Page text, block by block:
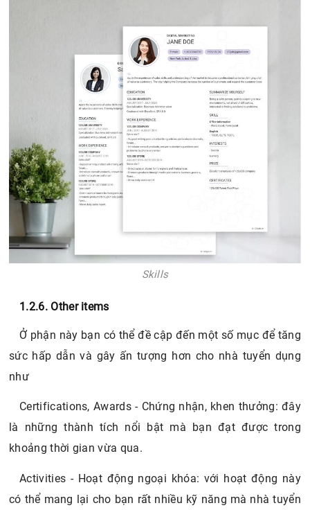
Skills
1.2.6. Other items
Ở phận này bạn có thể đề cập đến một số mục để tăng
sức hấp dẫn và gây ấn tượng hơn cho nhà tuyển dụng
như
Certifications, Awards - Chứng nhận, khen thưởng: đây
là những thành tích nổi bật mà bạn đạt được trong
khoảng thời gian vừa qua.
Activities - Hoạt động ngoại khóa: với hoạt động này
có thể mang lại cho bạn rất nhiều kỹ năng mà nhà tuyển